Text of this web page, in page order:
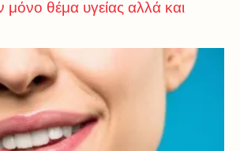
μόνο θέμα υγείας αλλά και